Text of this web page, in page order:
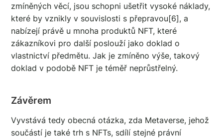
zmíněných věcí, jsou schopni ušetřit vysoké náklady,
které by vznikly v souvislosti s přepravou[6], a
nabízejí právě u mnoha produktů NFT, které
zákazníkovi pro další poslouží jako doklad o
vlastnictví předmětu. Jak je zmíněno výše, takový
doklad v podobě NFT je téměř neprůstřelný.
Závěrem
Vyvstává tedy obecná otázka, zda Metaverse, jehož
součástí je také trh s NFTs, sdílí stejné právní